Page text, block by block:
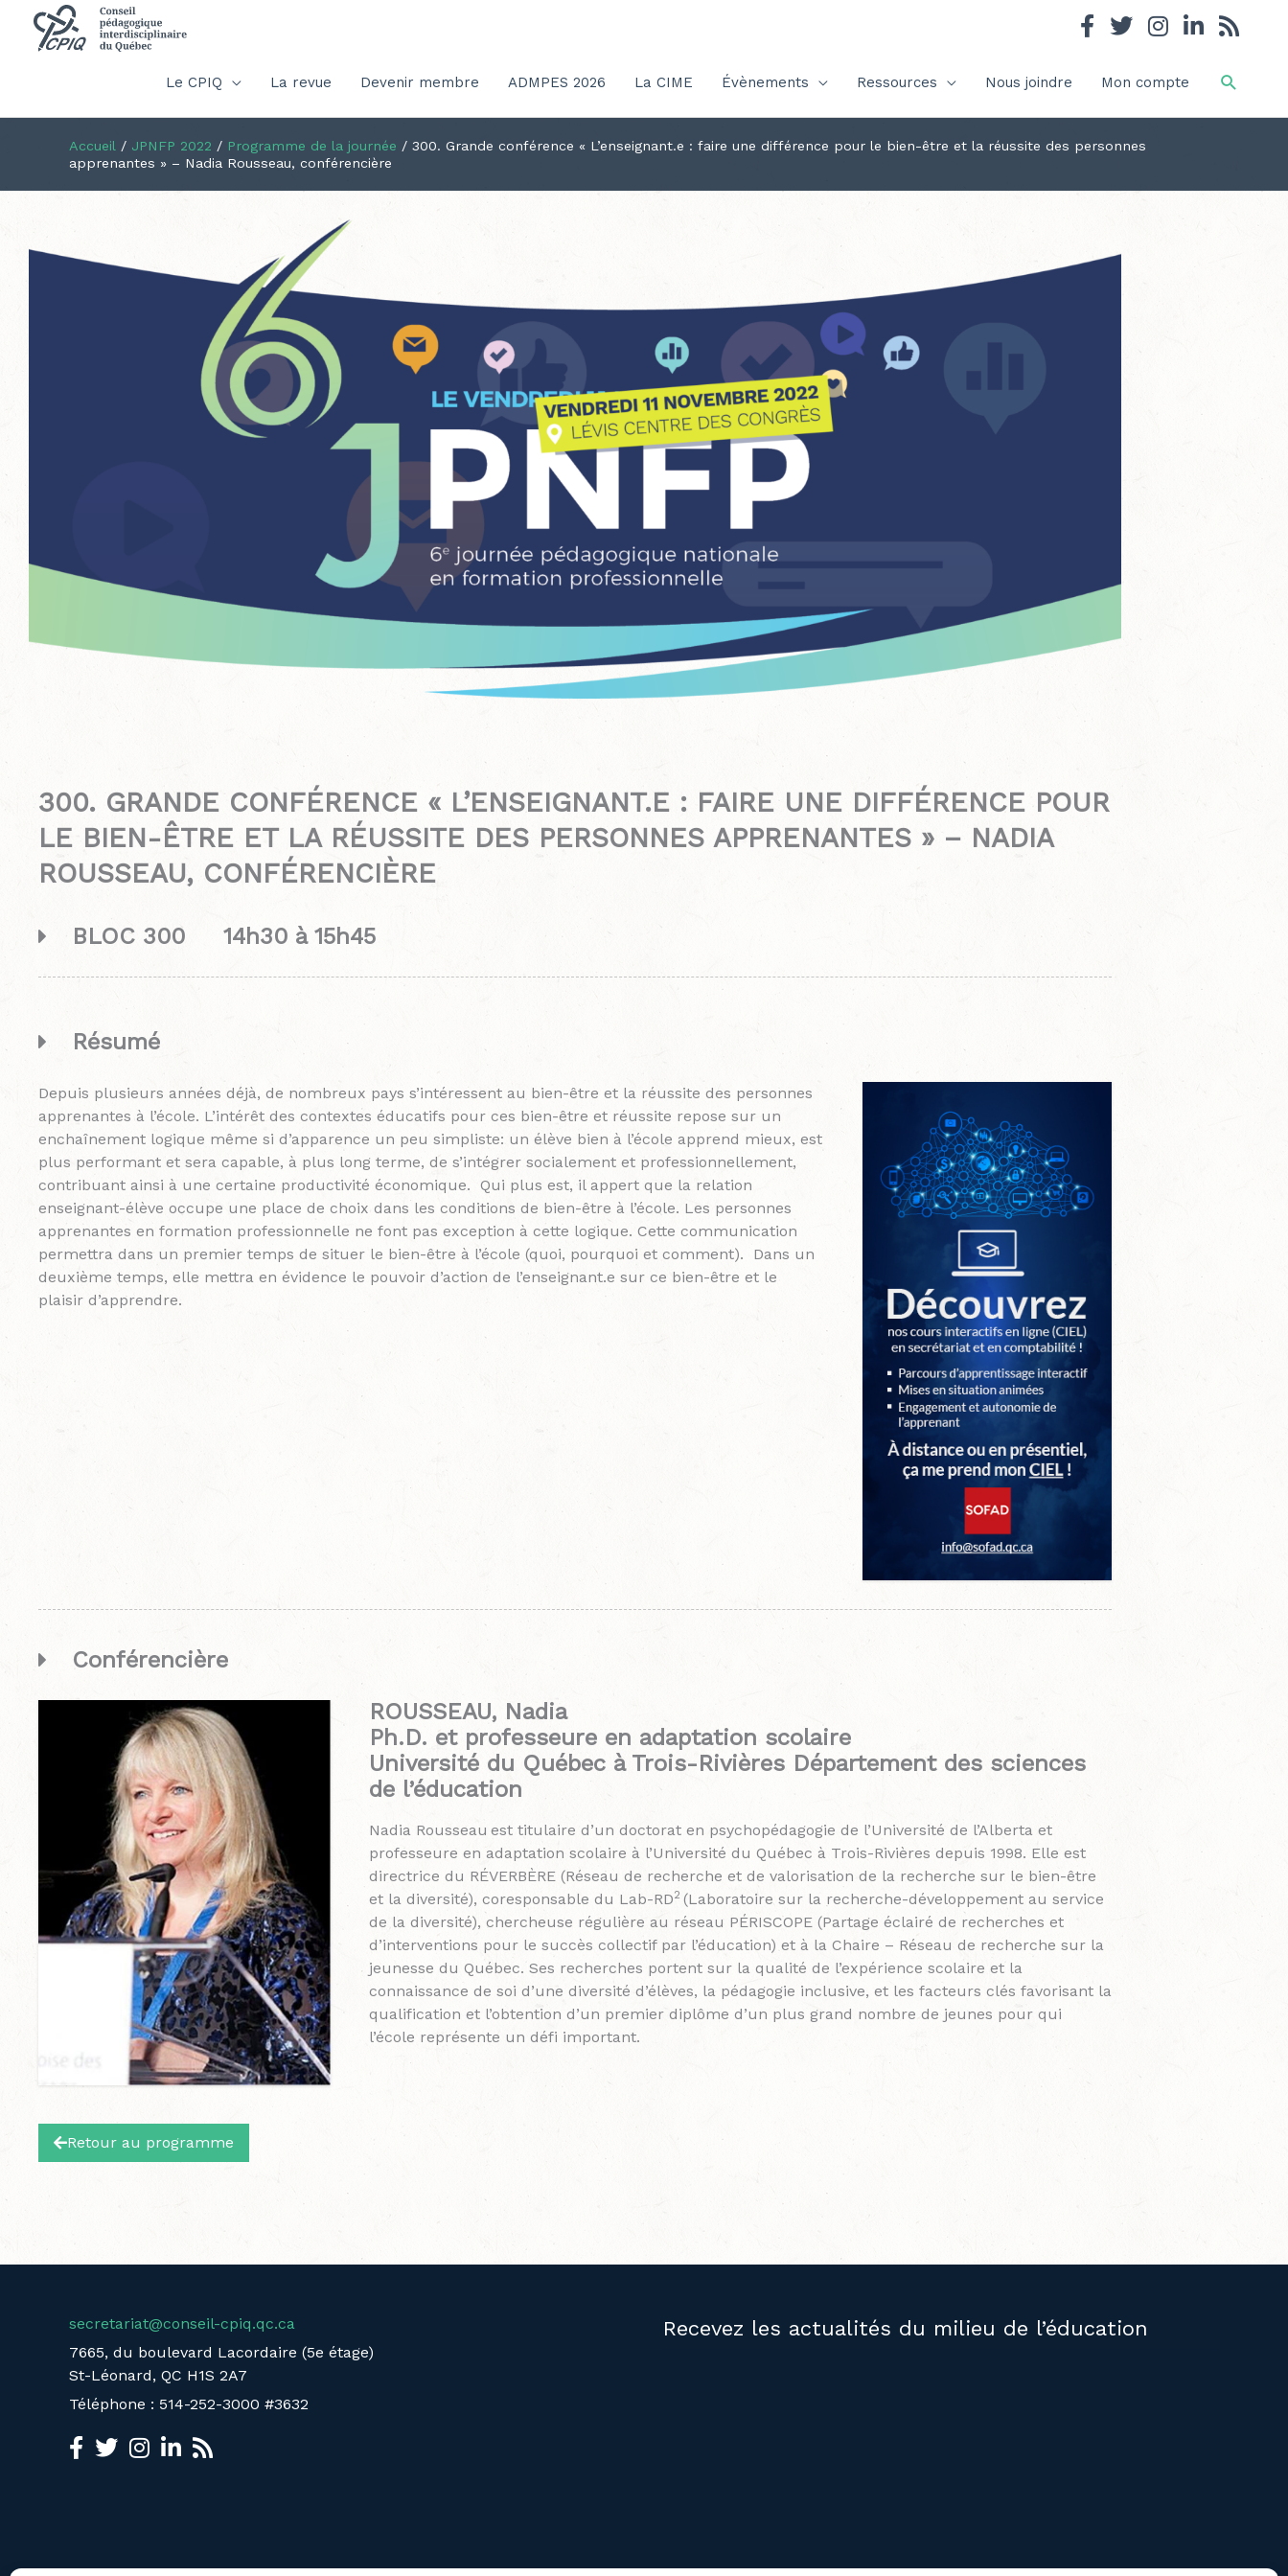
Le CPIQ La revue Devenir membre ADMPES 2026 La CIME Évènements Ressources Nous joindre Mon compte
Accueil / JPNFP 2022 / Programme de la journée / 300. Grande conférence « L’enseignant.e : faire une différence pour le bien-être et la réussite des personnes
apprenantes » – Nadia Rousseau, conférencière
300. GRANDE CONFÉRENCE « L’ENSEIGNANT.E : FAIRE UNE DIFFÉRENCE POUR
LE BIEN-ÊTRE ET LA RÉUSSITE DES PERSONNES APPRENANTES » – NADIA
ROUSSEAU, CONFÉRENCIÈRE
BLOC 300 14h30 à 15h45
Résumé
Depuis plusieurs années déjà, de nombreux pays s’intéressent au bien-être et la réussite des personnes
apprenantes à l’école. L’intérêt des contextes éducatifs pour ces bien-être et réussite repose sur un
enchaînement logique même si d’apparence un peu simpliste: un élève bien à l’école apprend mieux, est
plus performant et sera capable, à plus long terme, de s’intégrer socialement et professionnellement,
contribuant ainsi à une certaine productivité économique. Qui plus est, il appert que la relation
enseignant-élève occupe une place de choix dans les conditions de bien-être à l’école. Les personnes
apprenantes en formation professionnelle ne font pas exception à cette logique. Cette communication
permettra dans un premier temps de situer le bien-être à l’école (quoi, pourquoi et comment). Dans un
deuxième temps, elle mettra en évidence le pouvoir d’action de l’enseignant.e sur ce bien-être et le
plaisir d’apprendre.
Conférencière
ROUSSEAU, Nadia
Ph.D. et professeure en adaptation scolaire
Université du Québec à Trois-Rivières Département des sciences
de l’éducation
Nadia Rousseau est titulaire d’un doctorat en psychopédagogie de l’Université de l’Alberta et
professeure en adaptation scolaire à l’Université du Québec à Trois-Rivières depuis 1998. Elle est
directrice du RÉVERBÈRE (Réseau de recherche et de valorisation de la recherche sur le bien-être
et la diversité), coresponsable du Lab-RD2 (Laboratoire sur la recherche-développement au service
de la diversité), chercheuse régulière au réseau PÉRISCOPE (Partage éclairé de recherches et
d’interventions pour le succès collectif par l’éducation) et à la Chaire – Réseau de recherche sur la
jeunesse du Québec. Ses recherches portent sur la qualité de l’expérience scolaire et la
connaissance de soi d’une diversité d’élèves, la pédagogie inclusive, et les facteurs clés favorisant la
qualification et l’obtention d’un premier diplôme d’un plus grand nombre de jeunes pour qui
l’école représente un défi important.
Retour au programme
secretariat@conseil-cpiq.qc.ca
7665, du boulevard Lacordaire (5e étage)
St-Léonard, QC H1S 2A7
Téléphone : 514-252-3000 #3632
Recevez les actualités du milieu de l’éducation